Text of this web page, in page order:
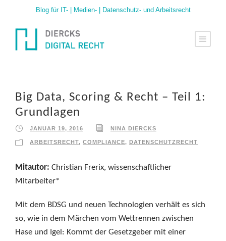
Blog für IT- | Medien- | Datenschutz- und Arbeitsrecht
Big Data, Scoring & Recht – Teil 1:
Grundlagen
JANUAR 19, 2016 NINA DIERCKS
ARBEITSRECHT, COMPLIANCE, DATENSCHUTZRECHT
Mitautor: Christian Frerix, wissenschaftlicher
Mitarbeiter*
Mit dem BDSG und neuen Technologien verhält es sich
so, wie in dem Märchen vom Wettrennen zwischen
Hase und Igel: Kommt der Gesetzgeber mit einer